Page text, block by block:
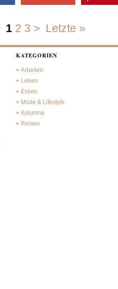
1 2 3 > Letzte »
KATEGORIEN
Arbeiten
Leben
Essen
Mode & Lifestyle
Kolumne
Reisen